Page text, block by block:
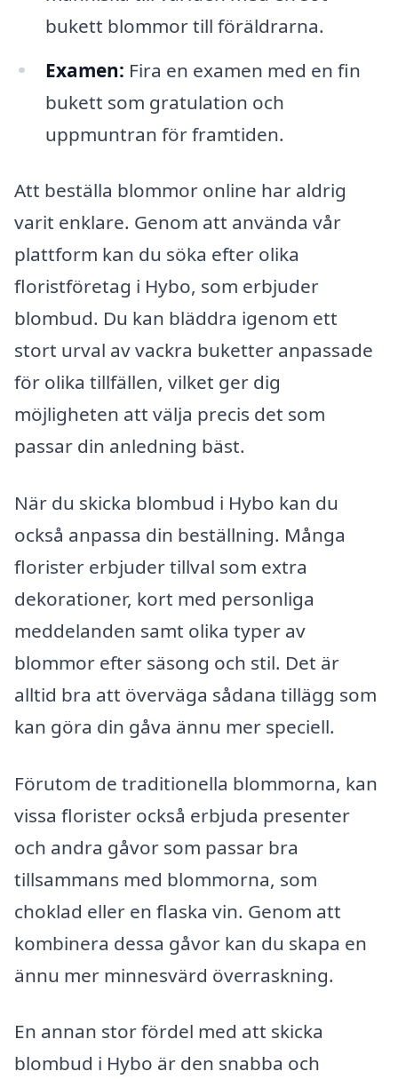
bukett blommor till föräldrarna.
Examen: Fira en examen med en fin
bukett som gratulation och
uppmuntran för framtiden.
Att beställa blommor online har aldrig
varit enklare. Genom att använda vår
plattform kan du söka efter olika
floristföretag i Hybo, som erbjuder
blombud. Du kan bläddra igenom ett
stort urval av vackra buketter anpassade
för olika tillfällen, vilket ger dig
möjligheten att välja precis det som
passar din anledning bäst.
När du skicka blombud i Hybo kan du
också anpassa din beställning. Många
florister erbjuder tillval som extra
dekorationer, kort med personliga
meddelanden samt olika typer av
blommor efter säsong och stil. Det är
alltid bra att överväga sådana tillägg som
kan göra din gåva ännu mer speciell.
Förutom de traditionella blommorna, kan
vissa florister också erbjuda presenter
och andra gåvor som passar bra
tillsammans med blommorna, som
choklad eller en flaska vin. Genom att
kombinera dessa gåvor kan du skapa en
ännu mer minnesvärd överraskning.
En annan stor fördel med att skicka
blombud i Hybo är den snabba och